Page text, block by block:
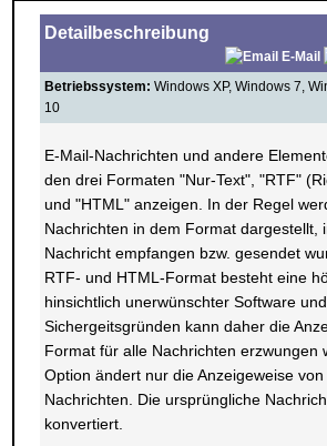
Detailbeschreibung
E-Mail
Betriebssystem: Windows XP, Windows 7,
10
E-Mail-Nachrichten und andere
den drei Formaten "Nur-Text", "RTF"
und "HTML" anzeigen. In der Regel
Nachrichten in dem Format dargestellt,
Nachricht empfangen bzw. gesendet
RTF- und HTML-Format besteht eine
hinsichtlich unerwünschter Software
Sichergeitsgründen kann daher die
Format für alle Nachrichten erzwungen
Option ändert nur die Anzeigeweise von
Nachrichten. Die ursprüngliche
konvertiert.